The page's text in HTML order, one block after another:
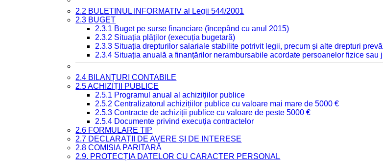
2.2 BULETINUL INFORMATIV al Legii 544/2001
2.3 BUGET
2.3.1 Buget pe surse financiare (începând cu anul 2015)
2.3.2 Situația plăților (execuția bugetară)
2.3.3 Situația drepturilor salariale stabilite potrivit legii, precum și alte drepturi
2.3.4 Situația anuală a finanțărilor nerambursabile acordate persoanelor fizice sau
2.4 BILANȚURI CONTABILE
2.5 ACHIZIȚII PUBLICE
2.5.1 Programul anual al achizițiilor publice
2.5.2 Centralizatorul achizițiilor publice cu valoare mai mare de 5000 €
2.5.3 Contracte de achiziții publice cu valoare de peste 5000 €
2.5.4 Documente privind execuția contractelor
2.6 FORMULARE TIP
2.7 DECLARAȚII DE AVERE ȘI DE INTERESE
2.8 COMISIA PARITARĂ
2.9. PROTECȚIA DATELOR CU CARACTER PERSONAL